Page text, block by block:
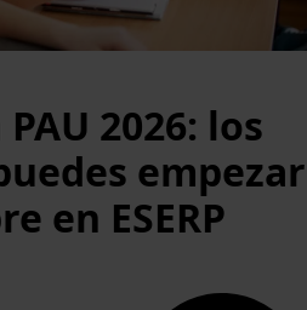
2026: los
empezar
en ESERP